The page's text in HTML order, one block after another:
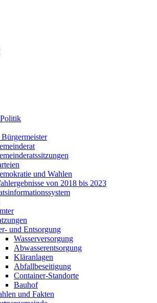
Bürgermeister
und Wahlen
von 2018 bis 2023
und Entsorgung
Wasserversorgung
Abwasserentsorgung
Kläranlagen
Abfallbeseitigung
Container-Standorte
Bauhof
und Fakten